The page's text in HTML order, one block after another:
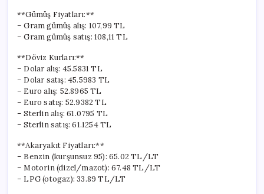
**Gümüş Fiyatları:**
– Gram gümüş alış: 107,99 TL
– Gram gümüş satış: 108,11 TL
**Döviz Kurları:**
– Dolar alış: 45.5831 TL
– Dolar satış: 45.5983 TL
– Euro alış: 52.8965 TL
– Euro satış: 52.9382 TL
– Sterlin alış: 61.0795 TL
– Sterlin satış: 61.1254 TL
**Akaryakıt Fiyatları:**
– Benzin (kurşunsuz 95): 65.02 TL/LT
– Motorin (dizel/mazot): 67.48 TL/LT
– LPG (otogaz): 33.89 TL/LT